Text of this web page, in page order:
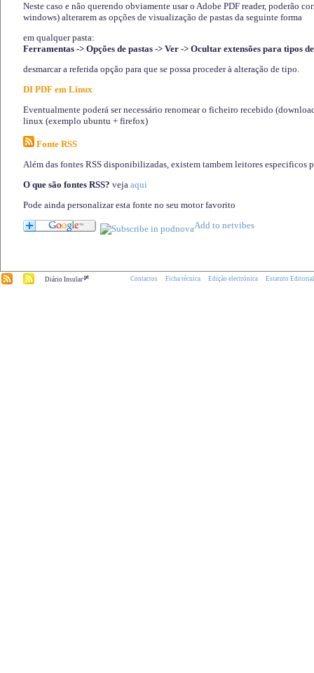
Neste caso e não querendo obviamente usar o Adobe PDF reader, poderão
windows) alterarem as opções de visualização de pastas da seguinte forma
em qualquer pasta:
Ferramentas -> Opções de pastas -> Ver -> Ocultar extensões para tipos
desmarcar a referida opção para que se possa proceder à alteração de tipo.
DI PDF em Linux
Eventualmente poderá ser necessário renomear o ficheiro recebido
linux (exemplo ubuntu + firefox)
Fonte RSS
Além das fontes RSS disponibilizadas, existem tambem leitores especificos
O que são fontes RSS? veja aqui
Pode ainda personalizar esta fonte no seu motor favorito
Diário Insular.pt Contactos Ficha técnica Edição electrónica Estatuto Editorial